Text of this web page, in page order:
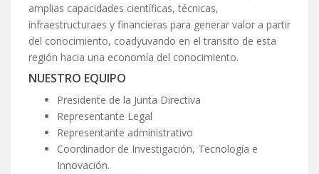
amplias capacidades científicas, técnicas,
infraestructuraes y financieras para generar valor a partir
del conocimiento, coadyuvando en el transito de esta
región hacia una economía del conocimiento.
NUESTRO EQUIPO
Presidente de la Junta Directiva
Representante Legal
Representante administrativo
Coordinador de Investigación, Tecnología e
Innovación.